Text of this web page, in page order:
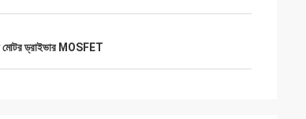
মোটর ড্রাইভার MOSFET